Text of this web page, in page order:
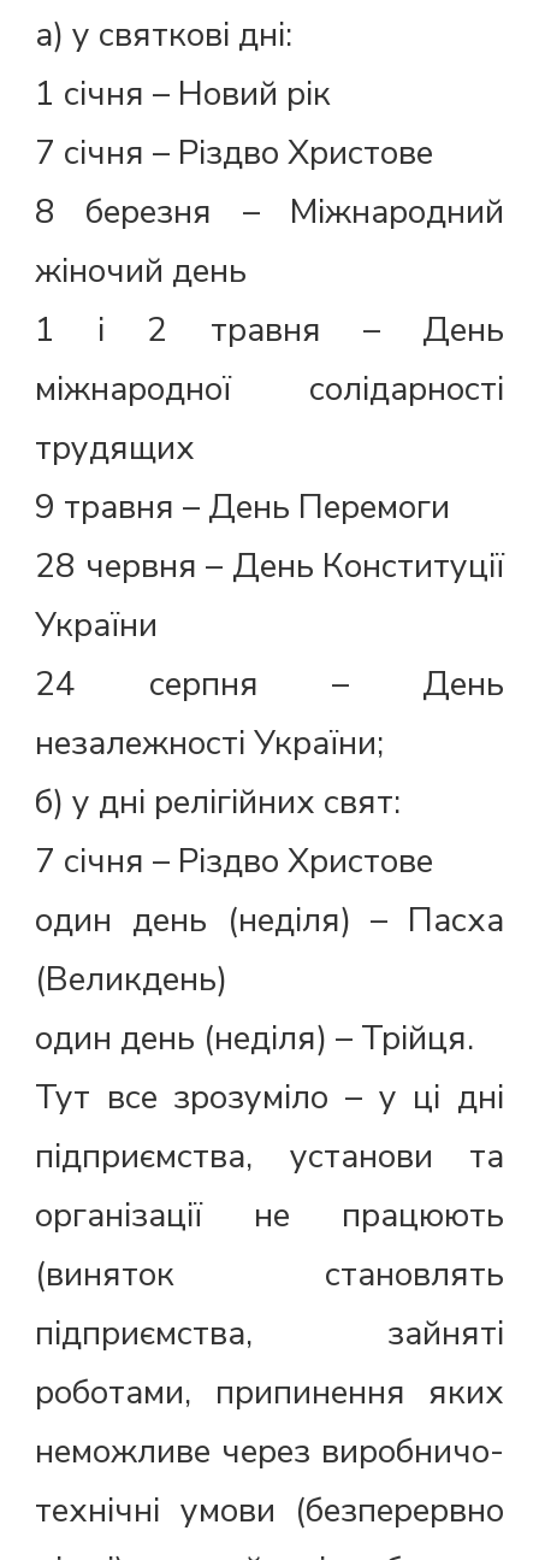
а) у святкові дні:
1 січня – Новий рік
7 січня – Різдво Христове
8 березня – Міжнародний
жіночий день
1 і 2 травня – День
міжнародної солідарності
трудящих
9 травня – День Перемоги
28 червня – День Конституції
України
24 серпня – День
незалежності України;
б) у дні релігійних свят:
7 січня – Різдво Христове
один день (неділя) – Пасха
(Великдень)
один день (неділя) – Трійця.
Тут все зрозуміло – у ці дні
підприємства, установи та
організації не працюють
(виняток становлять
підприємства, зайняті
роботами, припинення яких
неможливе через виробничо-
технічні умови (безперервно